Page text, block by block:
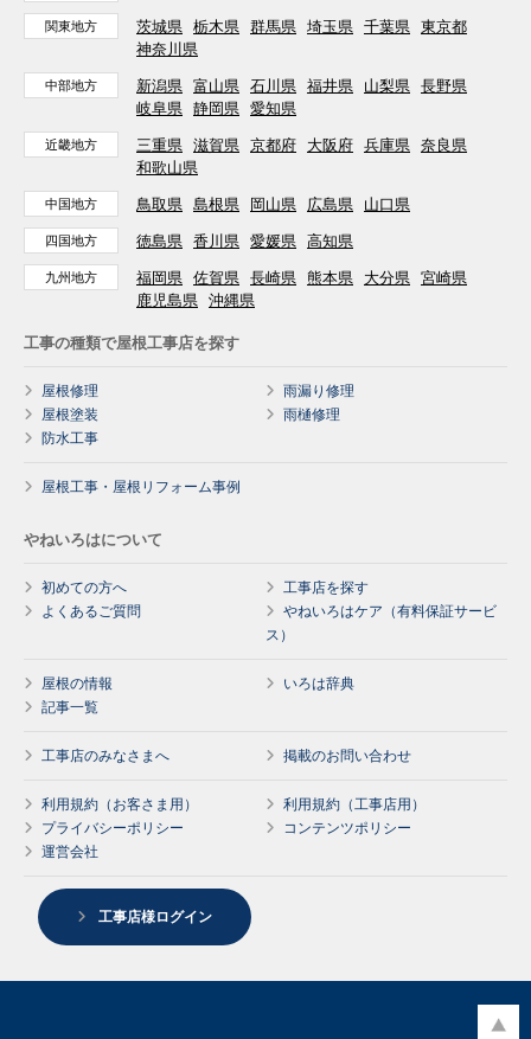
関東地方 茨城県 栃木県 群馬県 埼玉県 千葉県 東京都
神奈川県
中部地方 新潟県 富山県 石川県 福井県 山梨県 長野県
岐阜県 静岡県 愛知県
近畿地方 三重県 滋賀県 京都府 大阪府 兵庫県 奈良県
和歌山県
中国地方 鳥取県 島根県 岡山県 広島県 山口県
四国地方 徳島県 香川県 愛媛県 高知県
九州地方 福岡県 佐賀県 長崎県 熊本県 大分県 宮崎県
鹿児島県 沖縄県
工事の種類で屋根工事店を探す
屋根修理
雨漏り修理
屋根塗装
雨樋修理
防水工事
屋根工事・屋根リフォーム事例
やねいろはについて
初めての方へ
工事店を探す
よくあるご質問
やねいろはケア（有料保証サービ
ス）
屋根の情報
いろは辞典
記事一覧
工事店のみなさまへ 掲載のお問い合わせ
利用規約（お客さま用）
利用規約（工事店用）
プライバシーポリシー
コンテンツポリシー
運営会社
工事店様ログイン